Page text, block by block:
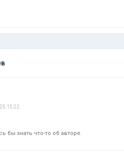
15:22
бы знать что-то об авторе.